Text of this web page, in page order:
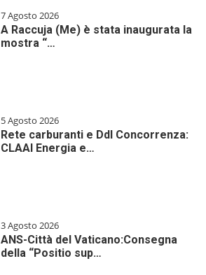
7 Agosto 2026
A Raccuja (Me) è stata inaugurata la
mostra “…
5 Agosto 2026
Rete carburanti e Ddl Concorrenza:
CLAAI Energia e…
3 Agosto 2026
ANS-Città del Vaticano:Consegna
della “Positio sup…